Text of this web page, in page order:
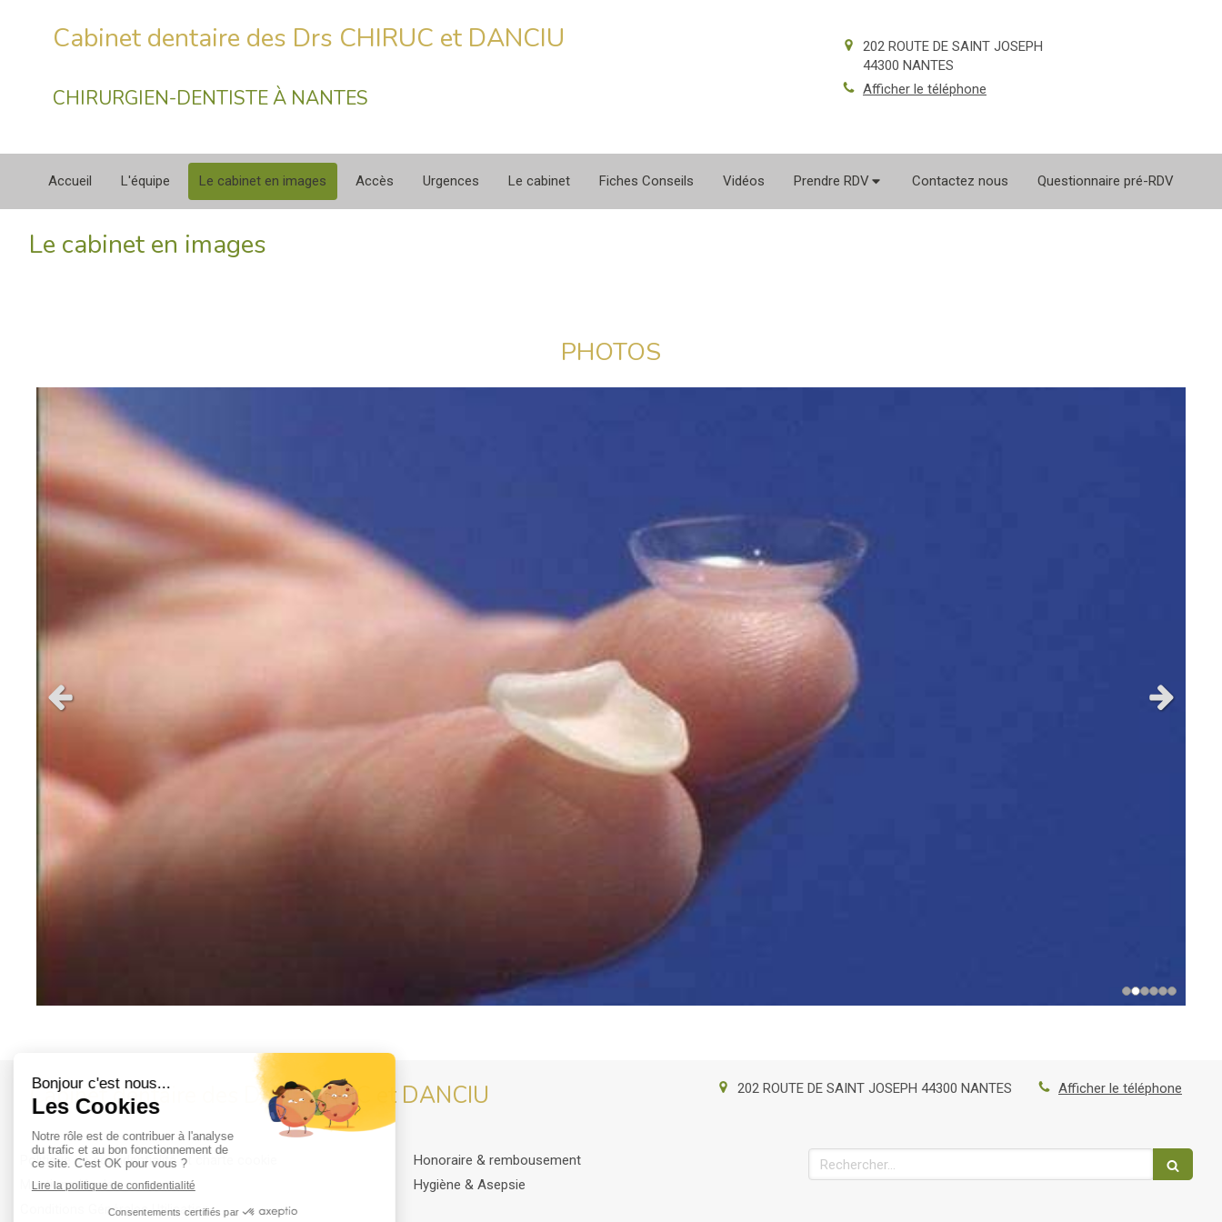
Accueil L'équipe Le cabinet en images Accès Urgences Le cabinet Fiches Conseils Vidéos Prendre RDV Contactez nous Questionnaire pré-RDV
Cabinet dentaire des Drs CHIRUC et DANCIU
CHIRURGIEN-DENTISTE À NANTES
202 ROUTE DE SAINT JOSEPH
44300 NANTES
Afficher le téléphone
Le cabinet en images
PHOTOS
Slide précédent Slide
Cabinet dentaire des Drs CHIRUC et DANCIU 202 ROUTE DE SAINT JOSEPH 44300 NANTES Afficher le téléphone
Politique de confidentialité et charte cookie
Mentions légales
Conditions Générales Utilisation
Honoraire & rembousement
Hygiène & Asepsie
Rechercher